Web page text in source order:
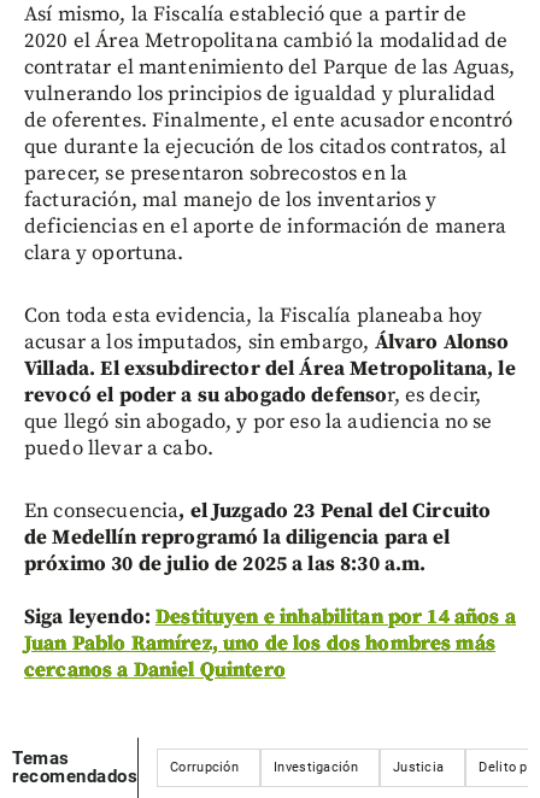
Así mismo, la Fiscalía estableció que a partir de
2020 el Área Metropolitana cambió la modalidad de
contratar el mantenimiento del Parque de las Aguas,
vulnerando los principios de igualdad y pluralidad
de oferentes. Finalmente, el ente acusador encontró
que durante la ejecución de los citados contratos, al
parecer, se presentaron sobrecostos en la
facturación, mal manejo de los inventarios y
deficiencias en el aporte de información de manera
clara y oportuna.
Con toda esta evidencia, la Fiscalía planeaba hoy
acusar a los imputados, sin embargo, Álvaro Alonso
Villada. El exsubdirector del Área Metropolitana, le
revocó el poder a su abogado defensor, es decir,
que llegó sin abogado, y por eso la audiencia no se
puedo llevar a cabo.
En consecuencia, el Juzgado 23 Penal del Circuito
de Medellín reprogramó la diligencia para el
próximo 30 de julio de 2025 a las 8:30 a.m.
Siga leyendo:Destituyen e inhabilitan por 14 años a
Juan Pablo Ramírez, uno de los dos hombres más
cercanos a Daniel Quintero
Temas
recomendados
Corrupción Investigación Justicia Delito